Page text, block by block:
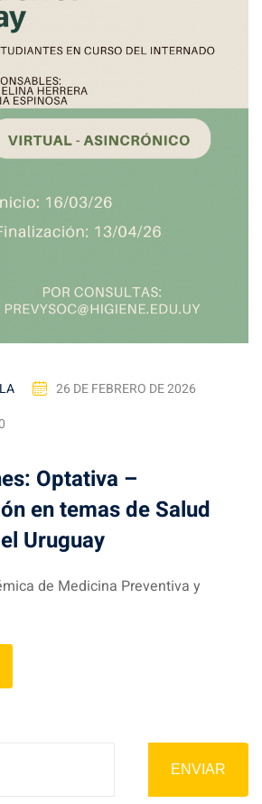
26 DE FEBRERO DE 2026
Optativa –
en temas de Salud
Uruguay
de Medicina Preventiva y
ENVIAR